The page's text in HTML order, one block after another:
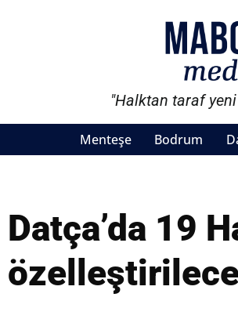
"Halktan taraf yeni
Menteşe Bodrum
Datça’da 19